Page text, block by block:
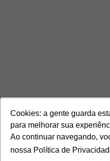
Cookies: a gente guarda
para melhorar sua
Ao continuar navegando,
nossa Política de